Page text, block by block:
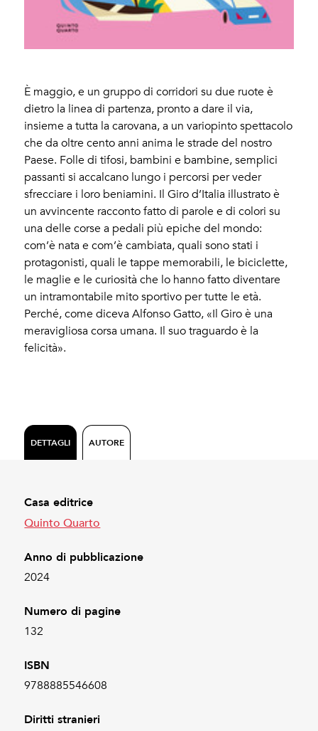
È maggio, e un gruppo di corridori su due ruote è
dietro la linea di partenza, pronto a dare il via,
insieme a tutta la carovana, a un variopinto spettacolo
che da oltre cento anni anima le strade del nostro
Paese. Folle di tifosi, bambini e bambine, semplici
passanti si accalcano lungo i percorsi per veder
sfrecciare i loro beniamini. Il Giro d’Italia illustrato è
un avvincente racconto fatto di parole e di colori su
una delle corse a pedali più epiche del mondo:
com’è nata e com’è cambiata, quali sono stati i
protagonisti, quali le tappe memorabili, le biciclette,
le maglie e le curiosità che lo hanno fatto diventare
un intramontabile mito sportivo per tutte le età.
Perché, come diceva Alfonso Gatto, «Il Giro è una
meravigliosa corsa umana. Il suo traguardo è la
felicità».
DETTAGLI AUTORE
Casa editrice
Quinto Quarto
Anno di pubblicazione
2024
Numero di pagine
132
ISBN
9788885546608
Diritti stranieri